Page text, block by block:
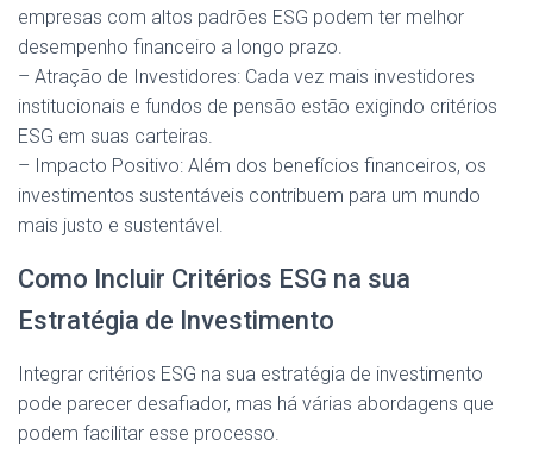
empresas com altos padrões ESG podem ter melhor
desempenho financeiro a longo prazo.
– Atração de Investidores: Cada vez mais investidores
institucionais e fundos de pensão estão exigindo critérios
ESG em suas carteiras.
– Impacto Positivo: Além dos benefícios financeiros, os
investimentos sustentáveis contribuem para um mundo
mais justo e sustentável.
Como Incluir Critérios ESG na sua
Estratégia de Investimento
Integrar critérios ESG na sua estratégia de investimento
pode parecer desafiador, mas há várias abordagens que
podem facilitar esse processo.